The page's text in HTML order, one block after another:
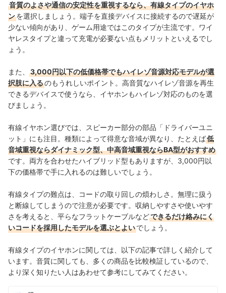
音質のよさや通信の安定性を重視するなら、有線タイプのイヤホ
ンを選択しましょう。端子を直接デバイスに接続するので遅延が
少ない傾向があり、ゲーム用途ではこのタイプが主流です。ワイ
ヤレスタイプと違って充電が必要ない点もメリットといえるでし
ょう。
また、
3,000円以下の低価格帯でもハイレゾ音源対応モデルが選
択肢に入るのもうれしいポイント。高音質なハイレゾ音源を再生
できるデバイスで使うなら、イヤホンもハイレゾ対応のものを選
びましょう。
有線イヤホン選びでは、スピーカー部分の部品「ドライバーユニ
ット」にも注目。種類によって得意な音域が異なり、たとえば低
音域重視ならダイナミック型、中高音域重視ならBA型がおすすめ
です。両方を合わせたハイブリッド型もありますが、3,000円以
下の価格帯で手に入れるのは難しいでしょう。
有線タイプの難点は、コードの取り回しの煩わしさ。無理に扱う
と断線してしまうので注意が必要です。収納しやすさや使いやす
さを考えると、平らなフラットケーブルなどできるだけ絡みにく
いコードを採用したモデルを選ぶとよいでしょう。
有線タイプのイヤホンに関しては、以下の記事で詳しく紹介して
います。音質に関しても、多くの商品を比較検証しているので、
より深く知りたい人はあわせて参考にしてみてください。